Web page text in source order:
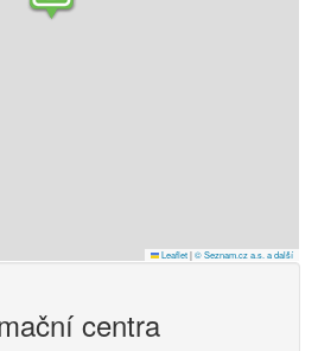
Leaflet|© Seznam.cz a.s. a další
centra